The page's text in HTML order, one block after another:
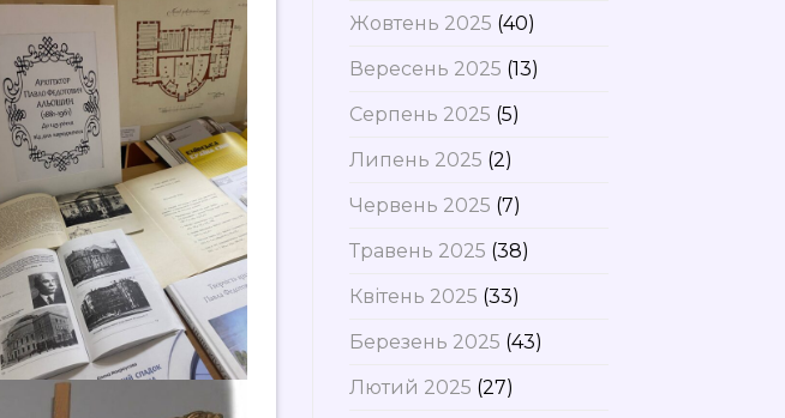
Жовтень 2025 (40)
Вересень 2025 (13)
Серпень 2025 (5)
Липень 2025 (2)
Червень 2025 (7)
Травень 2025 (38)
Квітень 2025 (33)
Березень 2025 (43)
Лютий 2025 (27)